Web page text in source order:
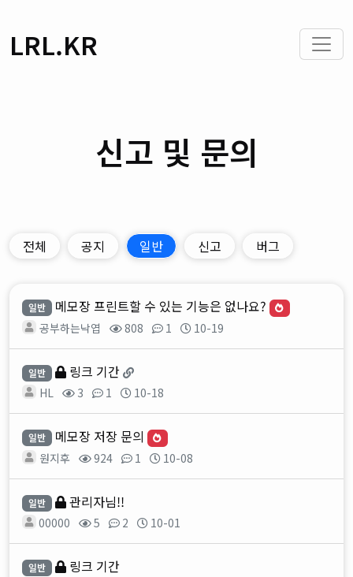
LRL.KR
신고 및 문의
전체 공지 일반 신고 버그
일반 메모장 프린트할 수 있는 기능은 없나요?
공부하는낙엽 808 1 10-19
일반 링크 기간
HL 3 1 10-18
일반 메모장 저장 문의
원지후 924 1 10-08
일반 관리자님!!
00000 5 2 10-01
일반 링크 기간